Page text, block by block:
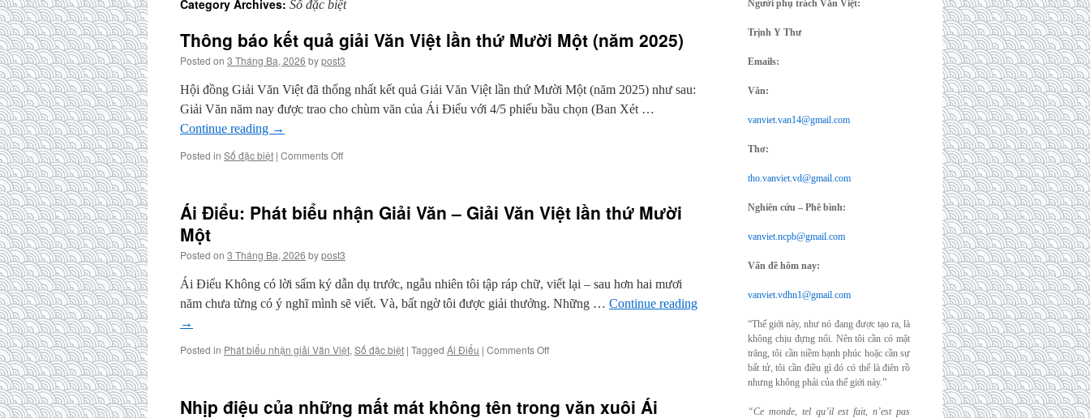
Category Archives: Số đặc biệt
Thông báo kết quả giải Văn Việt lần thứ Mười Một (năm 2025)
Posted on 3 Tháng Ba, 2026 bypost3
Hội đồng Giải Văn Việt đã thống nhất kết quả Giải Văn Việt lần thứ Mười Một (năm 2025) như sau:
Giải Văn năm nay được trao cho chùm văn của Ái Điểu với 4/5 phiếu bầu chọn (Ban Xét …
Continue reading →
Posted in Số đặc biệt | Comments Offon
quả
giải
Việt
thứ
Mười
2025)
Ái Điểu: Phát biểu nhận Giải Văn – Giải Văn Việt lần thứ Mười
Một
Posted on 3 Tháng Ba, 2026 bypost3
Ái Điểu Không có lời sấm ký dẫn dụ trước, ngẫu nhiên tôi tập ráp chữ, viết lại – sau hơn hai mươi
năm chưa từng có ý nghĩ mình sẽ viết. Và, bất ngờ tôi được giải thưởng. Những … Continue reading
→
Posted in Phát biểu nhận giải Văn Việt, Số đặc biệt | Tagged Ái Điểu | Comments Offon
biểu
Nhịp điệu của những mất mát không tên trong văn xuôi Ái
Người phụ trách Văn Việt:
Trịnh Y Thư
Emails:
Văn:
vanviet.van14@gmail.com
Thơ:
tho.vanviet.vd@gmail.com
Nghiên cứu – Phê bình:
vanviet.ncpb@gmail.com
Vấn đề hôm nay:
vanviet.vdhn1@gmail.com
“Thế giới này, như nó đang được tạo ra, là
không chịu đựng nổi. Nên tôi cần có mặt
trăng, tôi cần niềm hạnh phúc hoặc cần sự
bất tử, tôi cần điều gì đó có thể là điên rồ
nhưng không phải của thế giới này.”
“Ce monde, tel qu’il est fait, n’est pas